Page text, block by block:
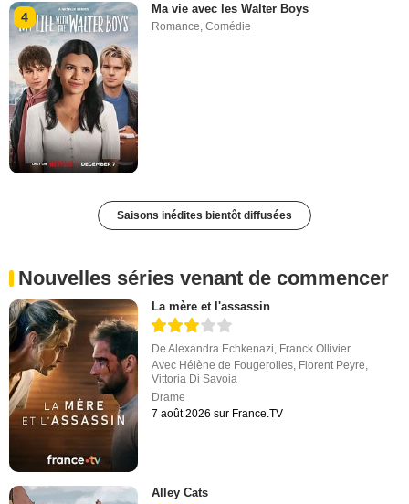
4
Ma vie avec les Walter Boys
Romance,Comédie
Saisons inédites bientôt diffusées
Nouvelles séries venant de commencer
La mère et l'assassin
DeAlexandra Echkenazi, Franck Ollivier
Avec Hélène de Fougerolles, Florent Peyre,
Vittoria Di Savoia
Drame
7 août 2026 sur France.TV
Alley Cats